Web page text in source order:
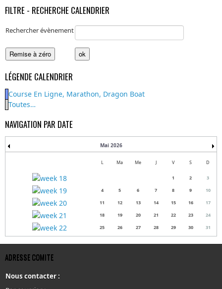
FILTRE - RECHERCHE CALENDRIER
Rechercher évènement
LÉGENDE CALENDRIER
Course En Ligne, Marathon, Dragon Boat
Toutes…
NAVIGATION PAR DATE
Mai 2026
L Ma Me J V S D
1 2
3
4
5 6 7 8 9
10
11
12 13 14 15 16
17
18
19 20 21 22 23
24
25
26 27 28 29 30 31
ADRESSE COMITE
Nous contacter :